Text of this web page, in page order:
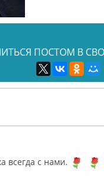
ПОСТОМ В
всегда с нами.